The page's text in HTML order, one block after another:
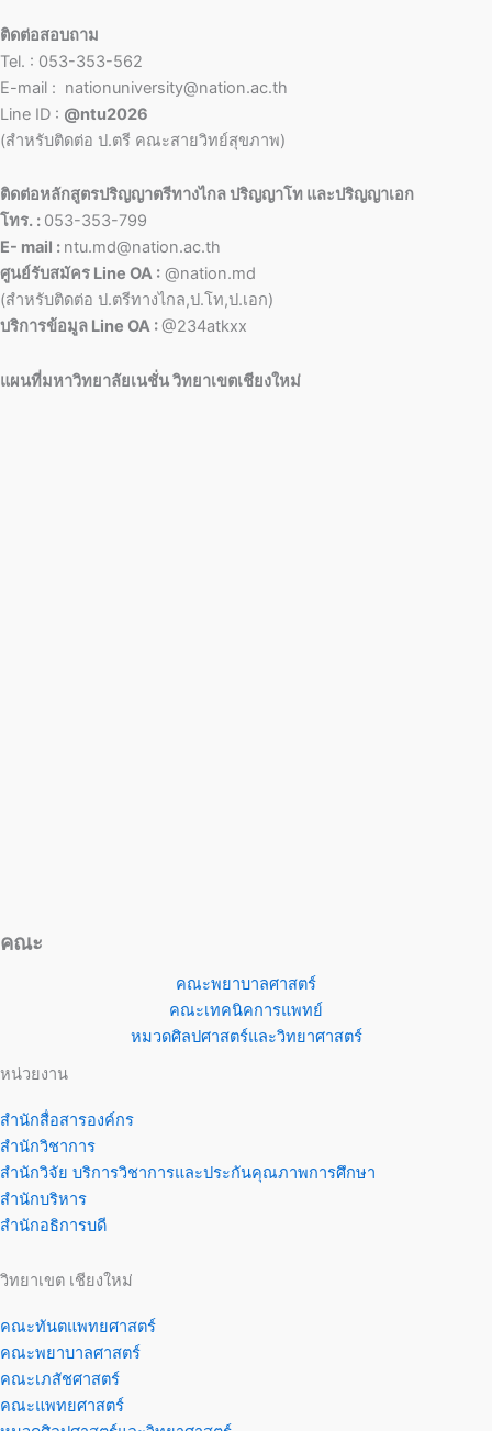
ติดต่อสอบถาม
Tel. : 053-353-562
E-mail : nationuniversity@nation.ac.th
Line ID : @ntu2026
(สำหรับติดต่อ ป.ตรี คณะสายวิทย์สุขภาพ)
ติดต่อหลักสูตรปริญญาตรีทางไกล ปริญญาโท และปริญญาเอก
โทร. : 053-353-799
E- mail : ntu.md@nation.ac.th
ศูนย์รับสมัคร Line OA : @nation.md
(สำหรับติดต่อ ป.ตรีทางไกล,ป.โท,ป.เอก)
บริการข้อมูล Line OA :@234atkxx
แผนที่มหาวิทยาลัยเนชั่น วิทยาเขตเชียงใหม่
คณะ
คณะพยาบาลศาสตร์
คณะเทคนิคการแพทย์
หมวดศิลปศาสตร์และวิทยาศาสตร์
หน่วยงาน
สำนักสื่อสารองค์กร
สำนักวิชาการ
สำนักวิจัย บริการวิชาการและประกันคุณภาพการศึกษา
สำนักบริหาร
สำนักอธิการบดี
วิทยาเขต เชียงใหม่
คณะทันตแพทยศาสตร์
คณะพยาบาลศาสตร์
คณะเภสัชศาสตร์
คณะแพทยศาสตร์